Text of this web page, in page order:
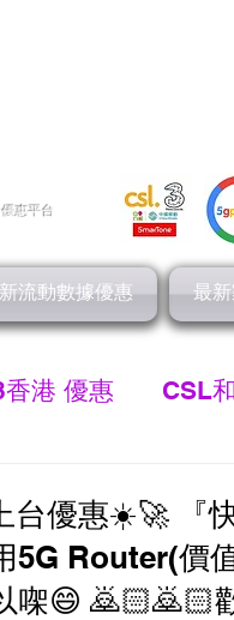
優惠平台
流動數據優惠 最
香港 優惠 CSL
香港寬頻 優惠
優惠☀️🚀 『
5G Router(價
㗎😄 🙇🏻🙇🏻